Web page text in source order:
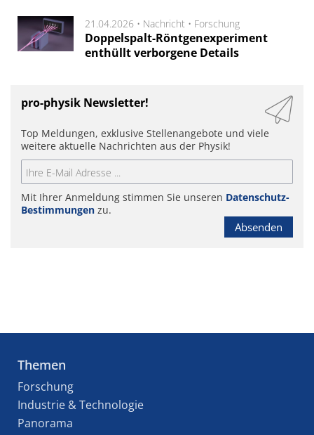
21.04.2026 • Nachricht • Forschung
Doppelspalt-Röntgenexperiment
enthüllt verborgene Details
pro-physik Newsletter!
Top Meldungen, exklusive Stellenangebote und viele
weitere aktuelle Nachrichten aus der Physik!
Mit Ihrer Anmeldung stimmen Sie unseren Datenschutz-
Bestimmungen zu.
Absenden
Themen
Forschung
Industrie & Technologie
Panorama